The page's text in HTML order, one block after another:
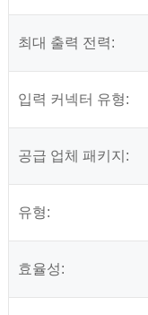
최대 출력 전력:
입력 커넥터 유형:
공급 업체 패키지:
유형:
효율성: